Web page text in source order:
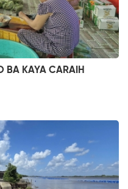
BA KAYA CARAIH